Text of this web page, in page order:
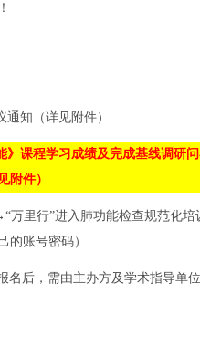
知（详见附件）
》课程学习成绩及完成基线调研
附件）
万里行”进入肺功能检查规范化
的账号密码）
名后，需由主办方及学术指导单